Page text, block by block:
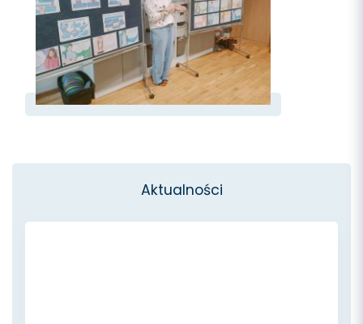
Aktualności